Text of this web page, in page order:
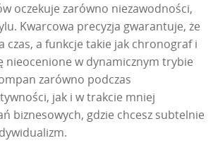
oczekuje zarówno niezawodności,
Kwarcowa precyzja gwarantuje, że
czas, a funkcje takie jak chronograf i
nieocenione w dynamicznym trybie
zarówno podczas
jak i w trakcie mniej
biznesowych, gdzie chcesz subtelnie